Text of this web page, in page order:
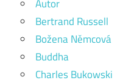
Autor
Bertrand Russell
Božena Němcová
Buddha
Charles Bukowski